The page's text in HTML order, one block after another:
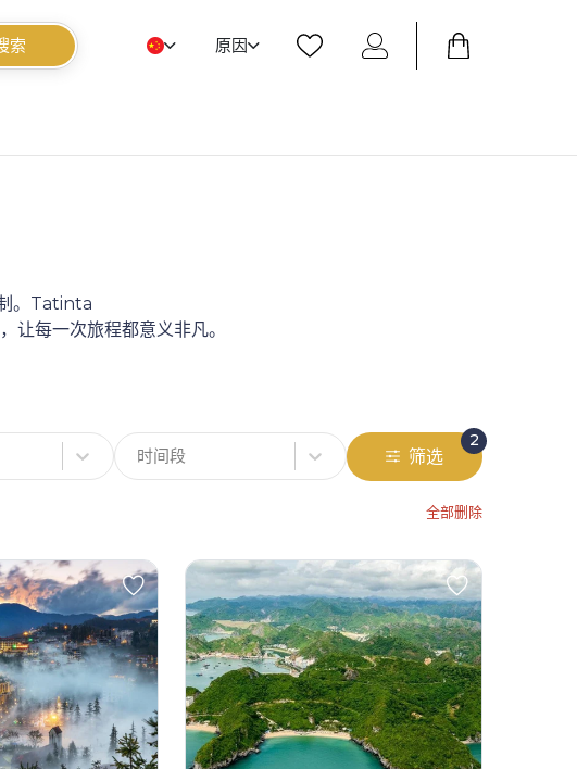
索 原因
。Tatinta
每一次旅程都意义非凡。
时间段 筛选
2
全部删除